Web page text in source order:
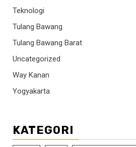
Teknologi
Tulang Bawang
Tulang Bawang Barat
Uncategorized
Way Kanan
Yogyakarta
KATEGORI